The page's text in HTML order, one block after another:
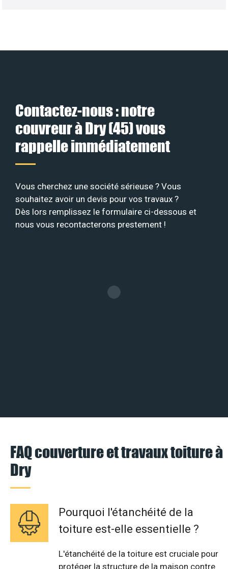
Contactez-nous : notre
couvreur à Dry (45) vous
rappelle immédiatement
Vous cherchez une société sérieuse ? Vous
souhaitez avoir un devis pour vos travaux ?
Dès lors remplissez le formulaire ci-dessous et
nous vous recontacterons prestement !
FAQ couverture et travaux toiture à
Dry
Pourquoi l'étanchéité de la
toiture est-elle essentielle ?
L'étanchéité de la toiture est cruciale pour
protéger la structure de la maison contre